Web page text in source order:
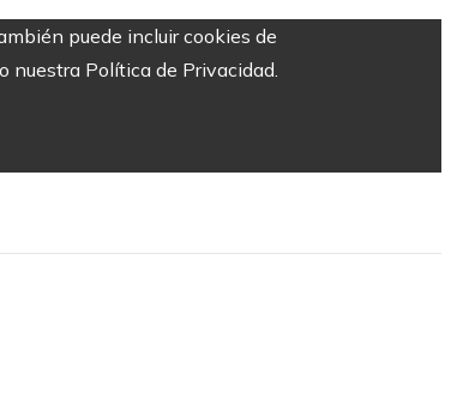
puede incluir cookies de
nuestra Política de Privacidad.